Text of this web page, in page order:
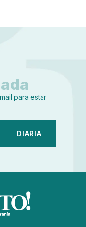
para estar
DIARIA